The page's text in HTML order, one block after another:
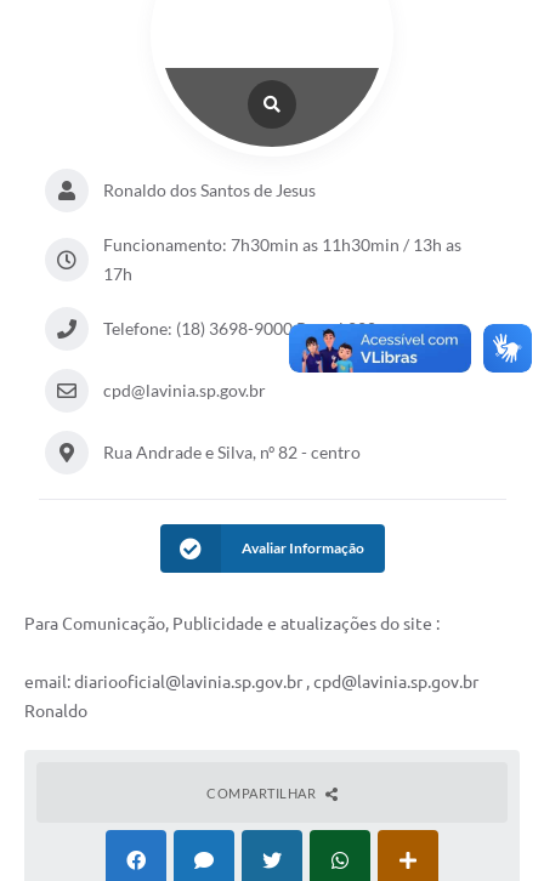
Ouvidoria
Carta de Serviços
CEMITÉRIO MUNICIPAL
Legislação
e-SIC
Previdência Complementar
Ronaldo dos Santos de Jesus
Funcionamento: 7h30min as 11h30min / 13h as
17h
Telefone: (18) 3698-9000 Ramal 220
cpd@lavinia.sp.gov.br
Rua Andrade e Silva, nº 82 - centro
Avaliar Informação
Para Comunicação, Publicidade e atualizações do site :
email: diariooficial@lavinia.sp.gov.br , cpd@lavinia.sp.gov.br
Ronaldo
COMPARTILHAR